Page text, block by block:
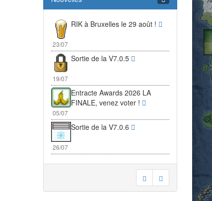
23/07
RIK à Bruxelles le 29 août !
19/07
Sortie de la V7.0.5
05/07
Entracte Awards 2026 LA
FINALE, venez voter !
26/07
Sortie de la V7.0.6